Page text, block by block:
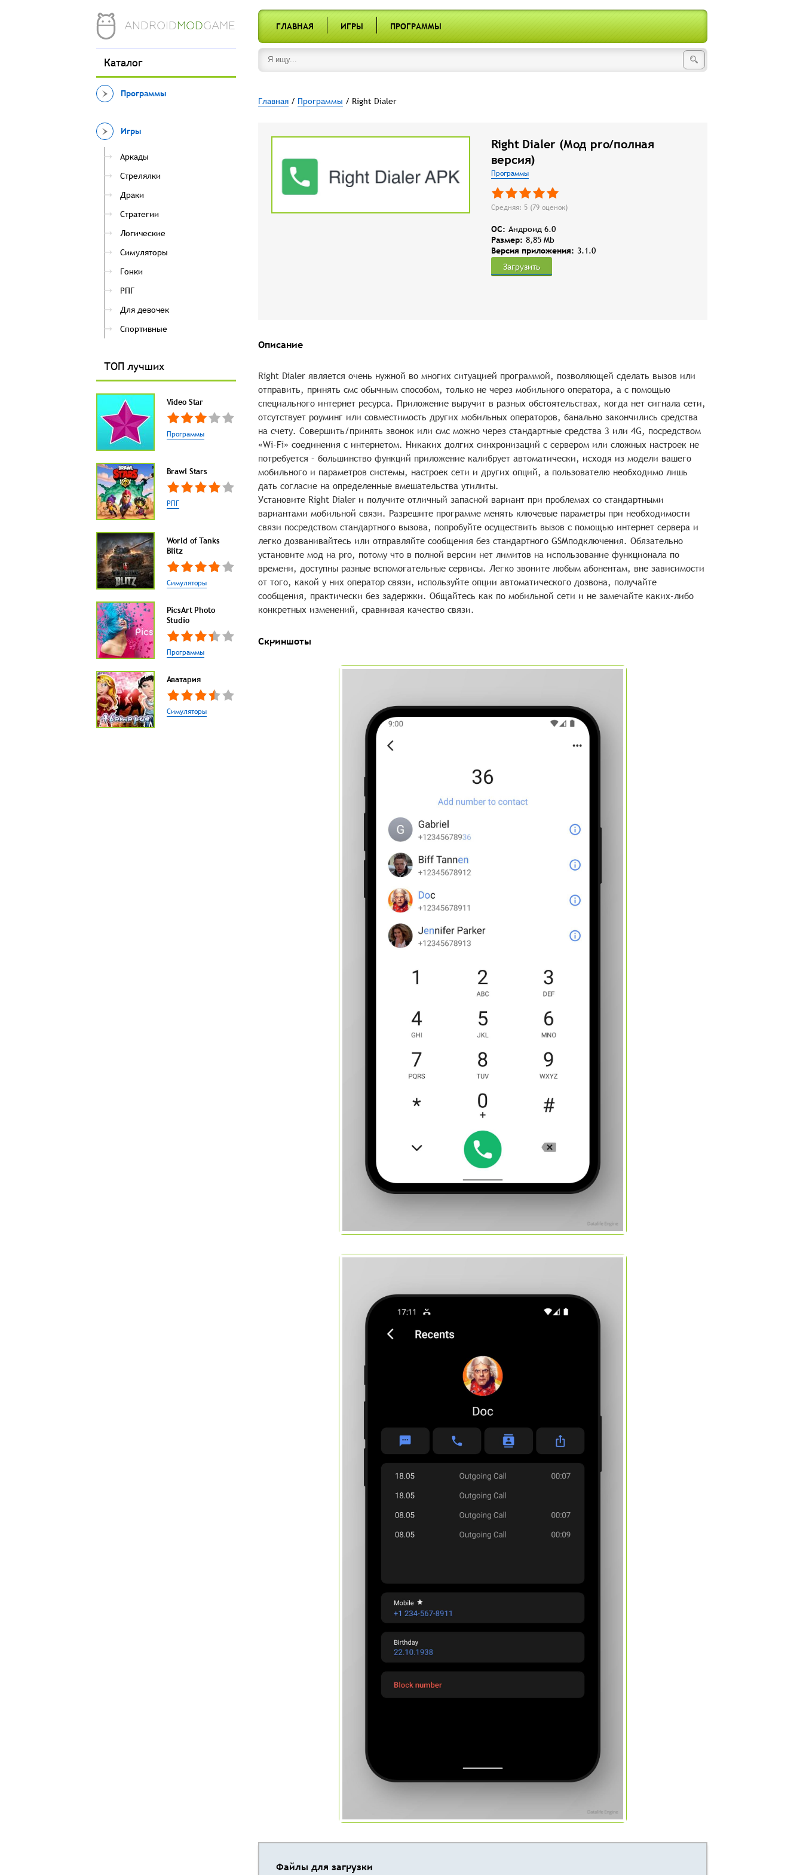
ANDROIDMODGAME ГЛАВНАЯ ИГРЫ ПРОГРАММЫ
Каталог
Программы
Игры
Аркады
Стрелялки
Драки
Стратегии
Логические
Симуляторы
Гонки
РПГ
Для девочек
Спортивные
ТОП лучших
Video Star
Программы
Brawl Stars
РПГ
World of Tanks
Blitz
Симуляторы
PicsArt Photo
Studio
Программы
Аватария
Симуляторы
Главная/ Программы / Right Dialer
Right Dialer (Мод pro/полная
версия)
Программы
Средняя: 5 (79оценок)
OC: Андроид 6.0
Размер: 8,85 Mb
Версия приложения: 3.1.0
Загрузить
Описание
Right Dialer является очень нужной во многих ситуацией программой, позволяющей сделать вызов или
отправить, принять смс обычным способом, только не через мобильного оператора, а с помощью
специального интернет ресурса. Приложение выручит в разных обстоятельствах, когда нет сигнала сети,
отсутствует роуминг или совместимость других мобильных операторов, банально закончились средства
на счету. Совершить/принять звонок или смс можно через стандартные средства 3 или 4G, посредством
«Wi-Fi» соединения с интернетом. Никаких долгих синхронизаций с сервером или сложных настроек не
потребуется – большинство функций приложение калибрует автоматически, исходя из модели вашего
мобильного и параметров системы, настроек сети и других опций, а пользователю необходимо лишь
дать согласие на определенные вмешательства утилиты.
Установите Right Dialer и получите отличный запасной вариант при проблемах со стандартными
вариантами мобильной связи. Разрешите программе менять ключевые параметры при необходимости
связи посредством стандартного вызова, попробуйте осуществить вызов с помощью интернет сервера и
легко дозванивайтесь или отправляйте сообщения без стандартного GSMподключения. Обязательно
установите мод на pro, потому что в полной версии нет лимитов на использование функционала по
времени, доступны разные вспомогательные сервисы. Легко звоните любым абонентам, вне зависимости
от того, какой у них оператор связи, используйте опции автоматического дозвона, получайте
сообщения, практически без задержки. Общайтесь как по мобильной сети и не замечайте каких-либо
конкретных изменений, сравнивая качество связи.
Скриншоты
Файлы для загрузки